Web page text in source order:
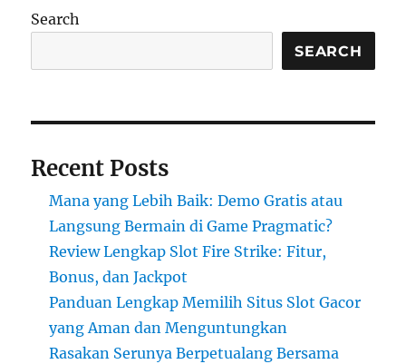
Search
SEARCH
Recent Posts
Mana yang Lebih Baik: Demo Gratis atau
Langsung Bermain di Game Pragmatic?
Review Lengkap Slot Fire Strike: Fitur,
Bonus, dan Jackpot
Panduan Lengkap Memilih Situs Slot Gacor
yang Aman dan Menguntungkan
Rasakan Serunya Berpetualang Bersama